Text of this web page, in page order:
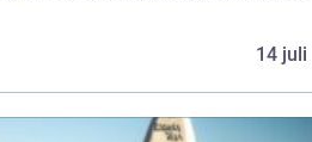
14 juli